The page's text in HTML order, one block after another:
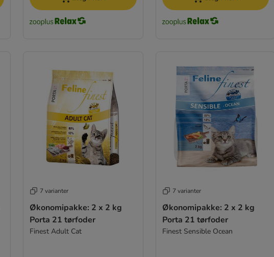
7 varianter
Økonomipakke: 2 x 2 kg
Porta 21 tørfoder
Finest Adult Cat
7 varianter
Økonomipakke: 2 x 2 kg
Porta 21 tørfoder
Finest Sensible Ocean